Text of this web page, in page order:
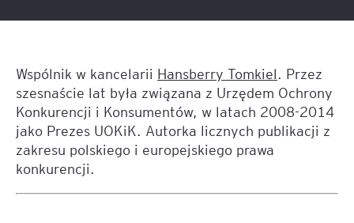
Wspólnik w kancelarii Hansberry Tomkiel. Przez
szesnaście lat była związana z Urzędem Ochrony
Konkurencji i Konsumentów, w latach 2008-2014
jako Prezes UOKiK. Autorka licznych publikacji z
zakresu polskiego i europejskiego prawa
konkurencji.